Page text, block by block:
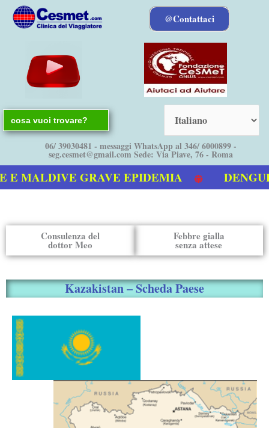
@Contattaci
Search
for:
06/ 39030481 - messaggi WhatsApp al 346/ 6000899 -
seg.cesmet@gmail.com Sede: Via Piave, 76 - Roma
MALDIVE GRAVE EPIDEMIA
DENGUE
Consulenza del
dottor Meo
Febbre gialla
senza attese
Kazakistan – Scheda Paese